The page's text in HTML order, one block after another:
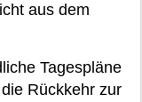
aus dem
Tagespläne
Rückkehr zur